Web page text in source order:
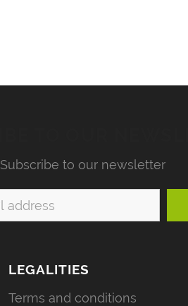
Subscribe to our newsletter
LEGALITIES
Terms and conditions